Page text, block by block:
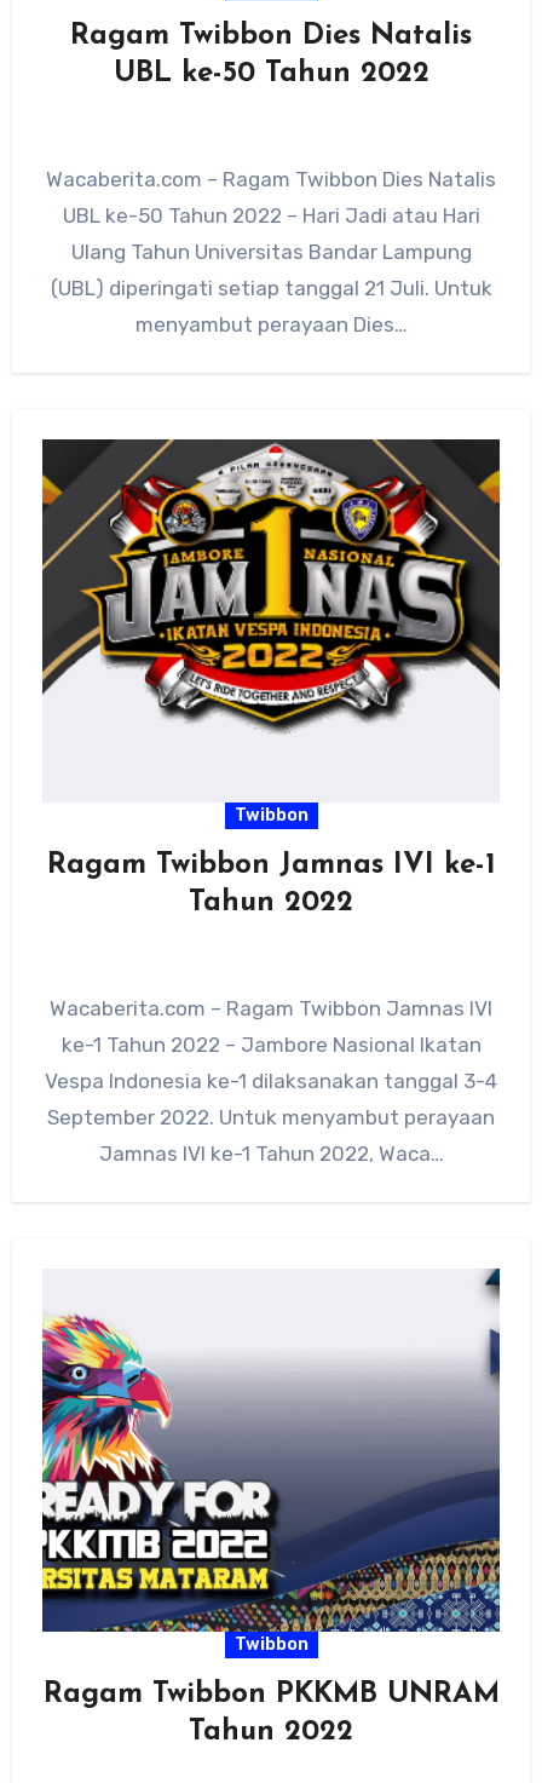
Ragam Twibbon Dies Natalis
UBL ke-50 Tahun 2022
Wacaberita.com – Ragam Twibbon Dies Natalis
UBL ke-50 Tahun 2022 – Hari Jadi atau Hari
Ulang Tahun Universitas Bandar Lampung
(UBL) diperingati setiap tanggal 21 Juli. Untuk
menyambut perayaan Dies…
Twibbon
Ragam Twibbon Jamnas IVI ke-1
Tahun 2022
Wacaberita.com – Ragam Twibbon Jamnas IVI
ke-1 Tahun 2022 – Jambore Nasional Ikatan
Vespa Indonesia ke-1 dilaksanakan tanggal 3-4
September 2022. Untuk menyambut perayaan
Jamnas IVI ke-1 Tahun 2022, Waca…
Twibbon
Ragam Twibbon PKKMB UNRAM
Tahun 2022